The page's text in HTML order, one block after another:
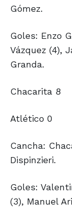
Gómez.
Goles: Enzo
Vázquez (4),
Granda.
Chacarita 8
Atlético 0
Cancha:
Dispinzieri.
Goles:
(3), Manuel